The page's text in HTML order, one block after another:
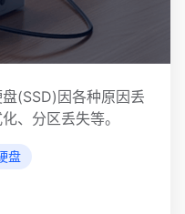
(SSD)因各种原因丢
、分区丢失等。
盘